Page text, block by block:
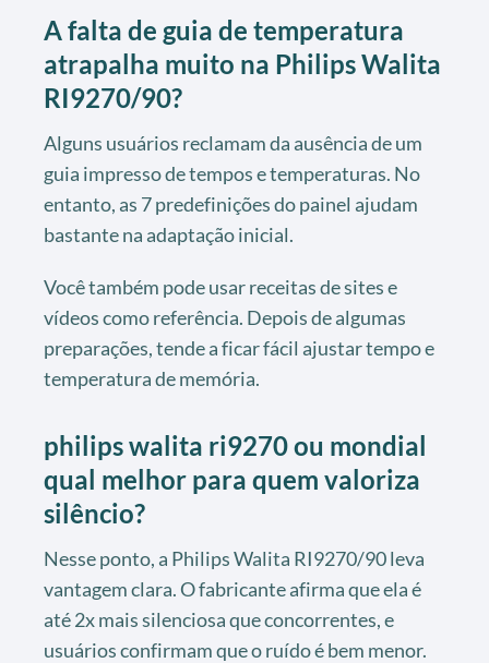
A falta de guia de temperatura
atrapalha muito na Philips Walita
RI9270/90?
Alguns usuários reclamam da ausência de um
guia impresso de tempos e temperaturas. No
entanto, as 7 predefinições do painel ajudam
bastante na adaptação inicial.
Você também pode usar receitas de sites e
vídeos como referência. Depois de algumas
preparações, tende a ficar fácil ajustar tempo e
temperatura de memória.
philips walita ri9270 ou mondial
qual melhor para quem valoriza
silêncio?
Nesse ponto, a Philips Walita RI9270/90 leva
vantagem clara. O fabricante afirma que ela é
até 2x mais silenciosa que concorrentes, e
usuários confirmam que o ruído é bem menor.